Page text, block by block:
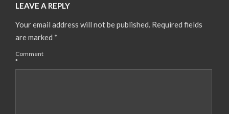
LEAVE A REPLY
Your email address will not be published. Required fields
are marked *
Comment
*